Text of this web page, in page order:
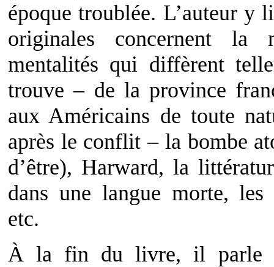
époque troublée. L’auteur y
originales concernent la
mentalités qui diffèrent
trouve – de la province
aux Américains de toute
après le conflit – la bombe
d’être), Harward, la
dans une langue morte, les
etc.
À la fin du livre, il parle